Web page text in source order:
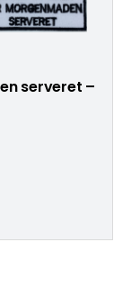
serveret –